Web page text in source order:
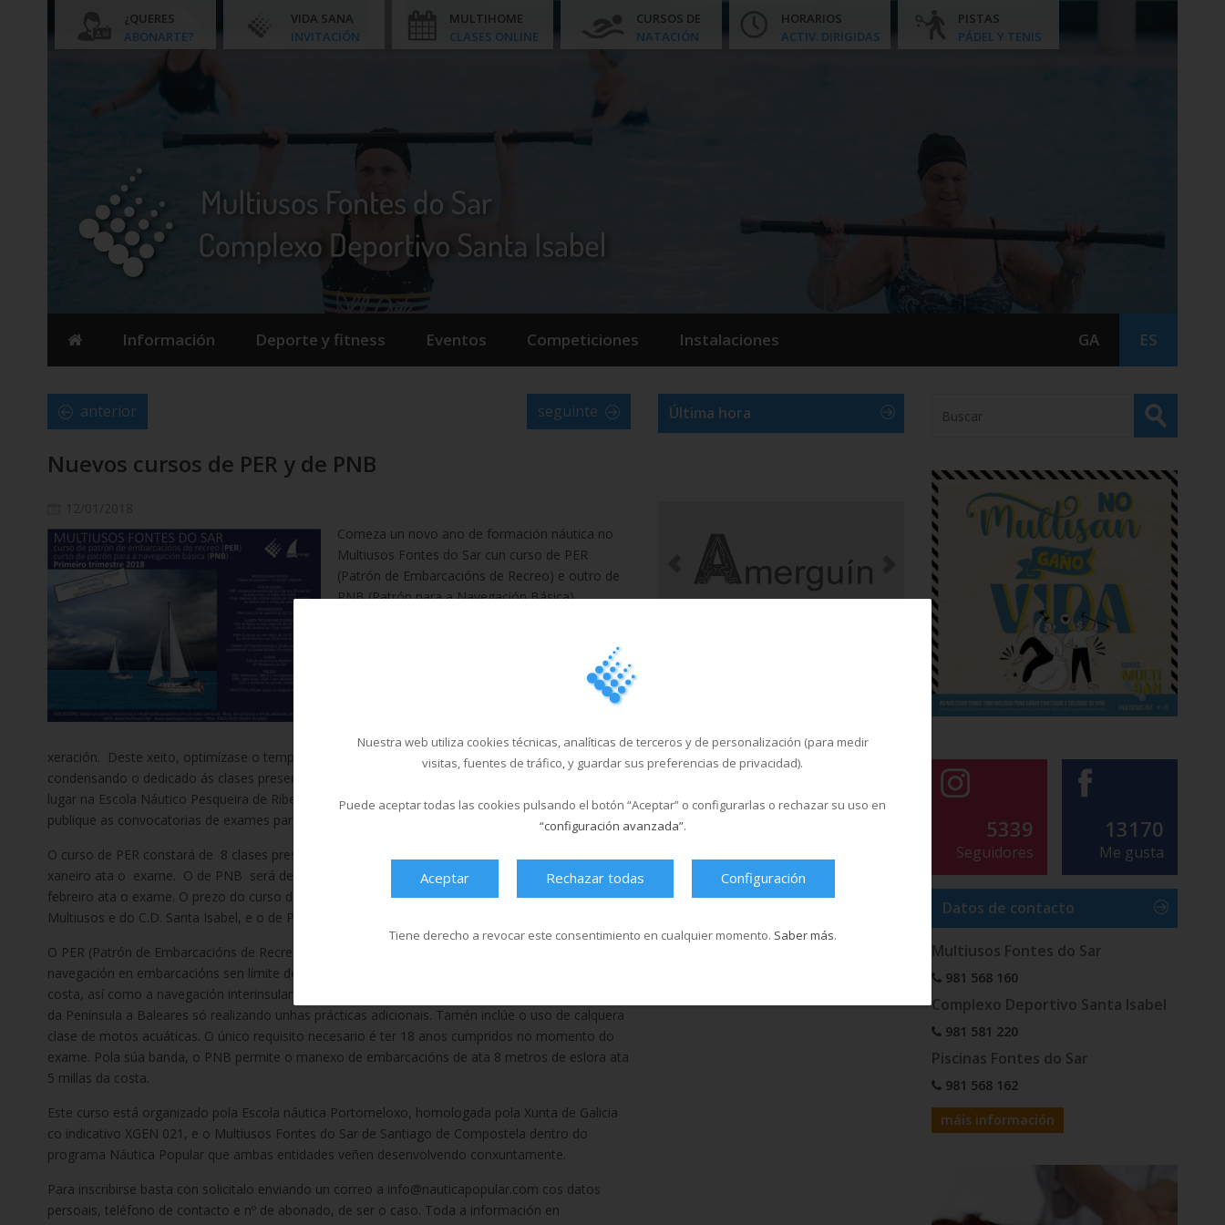
¿QUERES
ABONARTE?
VIDA SANA
INVITACIÓN
MULTIHOME
CLASES ONLINE
CURSOS DE
NATACIÓN
HORARIOS
ACTIV. DIRIGIDAS
PISTAS
PÁDEL Y TENIS
Información Deporte y fitness Eventos Competiciones Instalaciones GA ES
anterior seguinte
Nuevos cursos de PER y de PNB
Comeza un novo ano de formación náutica no
Multiusos Fontes do Sar cun curso de PER
(Patrón de Embarcacións de Recreo) e outro de
PNB (Patrón para a Navegación Básica).
20.15 horas na Aula Náutica do Multiusos
Fontes do Sar. Impartiranse en modalidade
presenciais con cursos “on line” de última
xeración. Deste xeito, optimízase o tempo posibilitando o estudio en calquera momento e
condensando o dedicado ás clases presenciais. O exame extraordinario para estes alumnos terá
lugar na Escola Náutico Pesqueira de Ribeira en torno ao 20 de marzo, a falta de que a Xunta
publique as convocatorias de exames para este ano.
O curso de PER constará de 8 clases presenciais os mércores de 20:15 a 22:15 dende o 31 de
xaneiro ata o exame. O de PNB será de 6 clases os mércores de 21.15 a 22.15 dende o 14 de
febreiro ata o exame. O prezo do curso de PER é de 310 € ou de 280 € para os abonados do
Multiusos e do C.D. Santa Isabel, e o de PNB de 210 € ou de 180 € para os abonados.
O PER (Patrón de Embarcacións de Recreo) é o título náutico máis demandado. Permite a
navegación en embarcacións sen límite de potencia ata 12 millas da liña que discorre paralela á
costa, así como a navegación interinsular nos arquipélagos canario e balear e, a partir de agora, a
da Península a Baleares só realizando unhas prácticas adicionais. Tamén inclúe o uso de calquera
clase de motos acuáticas. O único requisito necesario é ter 18 anos cumpridos no momento do
exame. Pola súa banda, o PNB permite o manexo de embarcacións de ata 8 metros de eslora ata
5 millas da costa.
Este curso está organizado pola Escola náutica Portomeloxo, homologada pola Xunta de Galicia
co indicativo XGEN 021, e o Multiusos Fontes do Sar de Santiago de Compostela dentro do
programa Náutica Popular que ambas entidades veñen desenvolvendo conxuntamente.
Para inscribirse basta con solicitalo enviando un correo a info@nauticapopular.com cos datos
persoais, teléfono de contacto e nº de abonado, de ser o caso. Toda a información en
Última hora
5339
Seguidores
13170
Me gusta
Datos de contacto
Multiusos Fontes do Sar
981 568 160
Complexo Deportivo Santa Isabel
981 581 220
Piscinas Fontes do Sar
981 568 162
máis información
Nuestra web utiliza cookies técnicas, analíticas de terceros y de personalización (para medir
visitas, fuentes de tráfico, y guardar sus preferencias de privacidad).
Puede aceptar todas las cookies pulsando el botón “Aceptar” o configurarlas o rechazar su uso en
“configuración avanzada”.
Aceptar Rechazar todas Configuración
Tiene derecho a revocar este consentimiento en cualquier momento. Saber más.